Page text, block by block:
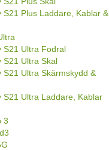
S21 Plus Laddare, Kablar &
S21 Ultra Fodral
S21 Ultra Skal
S21 Ultra Skärmskydd &
S21 Ultra Laddare, Kablar
3